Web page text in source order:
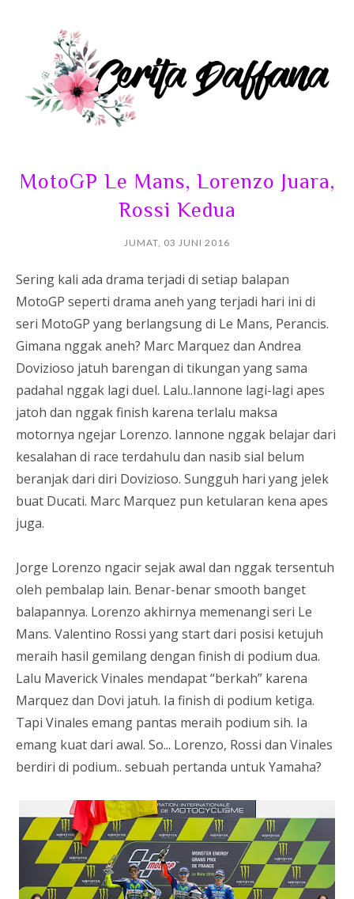
MotoGP Le Mans, Lorenzo Juara,
Rossi Kedua
JUMAT, 03 JUNI 2016
Sering kali ada drama terjadi di setiap balapan
MotoGP seperti drama aneh yang terjadi hari ini di
seri MotoGP yang berlangsung di Le Mans, Perancis.
Gimana nggak aneh? Marc Marquez dan Andrea
Dovizioso jatuh barengan di tikungan yang sama
padahal nggak lagi duel. Lalu..Iannone lagi-lagi apes
jatoh dan nggak finish karena terlalu maksa
motornya ngejar Lorenzo. Iannone nggak belajar dari
kesalahan di race terdahulu dan nasib sial belum
beranjak dari diri Dovizioso. Sungguh hari yang jelek
buat Ducati. Marc Marquez pun ketularan kena apes
juga.
Jorge Lorenzo ngacir sejak awal dan nggak tersentuh
oleh pembalap lain. Benar-benar smooth banget
balapannya. Lorenzo akhirnya memenangi seri Le
Mans. Valentino Rossi yang start dari posisi ketujuh
meraih hasil gemilang dengan finish di podium dua.
Lalu Maverick Vinales mendapat “berkah” karena
Marquez dan Dovi jatuh. Ia finish di podium ketiga.
Tapi Vinales emang pantas meraih podium sih. Ia
emang kuat dari awal. So... Lorenzo, Rossi dan Vinales
berdiri di podium.. sebuah pertanda untuk Yamaha?